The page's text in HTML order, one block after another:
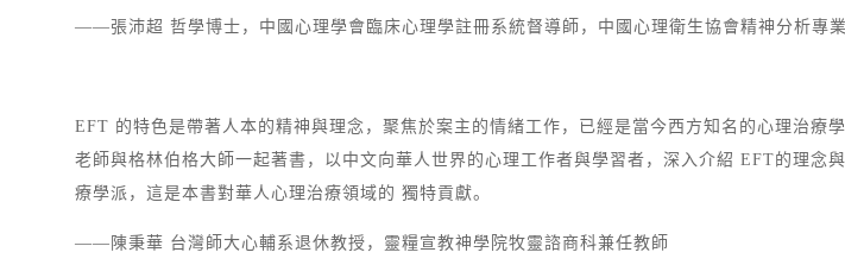
——張沛超 哲學博士，中國心理學會臨床心理學註冊系統督導師，中國心理衛生協會精神分析
EFT 的特色是帶著人本的精神與理念，聚焦於案主的情緒工作，已經是當今西方知名的心理治
老師與格林伯格大師一起著書，以中文向華人世界的心理工作者與學習者，深入介紹 EFT的理
療學派，這是本書對華人心理治療領域的 獨特貢獻。
——陳秉華 台灣師大心輔系退休教授，靈糧宣教神學院牧靈諮商科兼任教師